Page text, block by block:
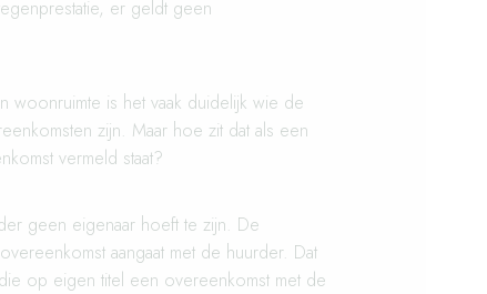
er geldt geen
woonruimte is het vaak duidelijk wie de
zijn. Maar hoe zit dat als een
vermeld staat?
geen eigenaar hoeft te zijn. De
aangaat met de huurder. Dat
op eigen titel een overeenkomst met de